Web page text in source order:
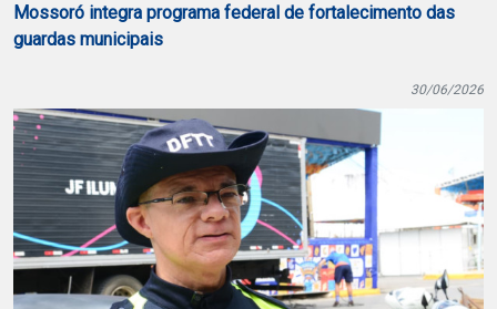
Mossoró integra programa federal de fortalecimento das
guardas municipais
30/06/2026